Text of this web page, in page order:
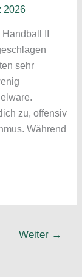
2026
II
sehr
zu, offensiv
Während
Weiter →